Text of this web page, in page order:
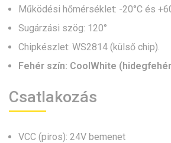
Működési hőmérséklet: -20°C és
Sugárzási szög: 120°
Chipkészlet: WS2814 (külső chip).
Fehér szín: CoolWhite
Csatlakozás
VCC (piros): 24V bemenet